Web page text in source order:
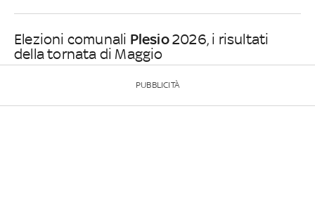
Elezioni comunali Plesio2026, i risultati
della tornata di Maggio
PUBBLICITÀ